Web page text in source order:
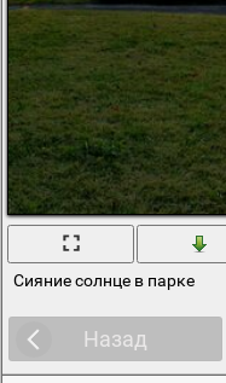
Сияние солнце в парке
Назад